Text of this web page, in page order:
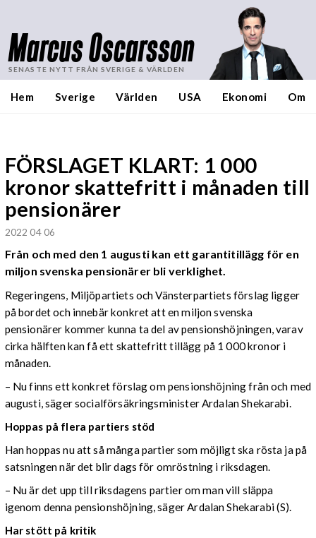
Marcus Oscarsson
SENASTE NYTT FRÅN SVERIGE & VÄRLDEN
Hem Sverige Världen USA Ekonomi Om
FÖRSLAGET KLART: 1 000
kronor skattefritt i månaden till
pensionärer
2022 04 06
Från och med den 1 augusti kan ett garantitillägg för en
miljon svenska pensionärer bli verklighet.
Regeringens, Miljöpartiets och Vänsterpartiets förslag ligger
på bordet och innebär konkret att en miljon svenska
pensionärer kommer kunna ta del av pensionshöjningen, varav
cirka hälften kan få ett skattefritt tillägg på 1 000 kronor i
månaden.
­– Nu finns ett konkret förslag om pensionshöjning från och med
augusti, säger socialförsäkringsminister Ardalan Shekarabi.
Hoppas på flera partiers stöd
Han hoppas nu att så många partier som möjligt ska rösta ja på
satsningen när det blir dags för omröstning i riksdagen.
­– Nu är det upp till riksdagens partier om man vill släppa
igenom denna pensionshöjning, säger Ardalan Shekarabi (S).
Har stött på kritik